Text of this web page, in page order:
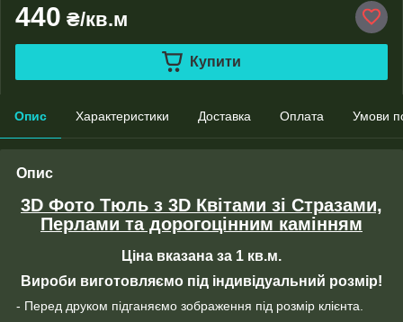
440 ₴/кв.м
Купити
Опис Характеристики Доставка Оплата Умови
Опис
3D Фото Тюль з 3D Квітами зі Стразами,
Перлами та дорогоцінним камінням
Ціна вказана за 1 кв.м.
Вироби виготовляємо під індивідуальний розмір!
- Перед друком підганяємо зображення під розмір клієнта.